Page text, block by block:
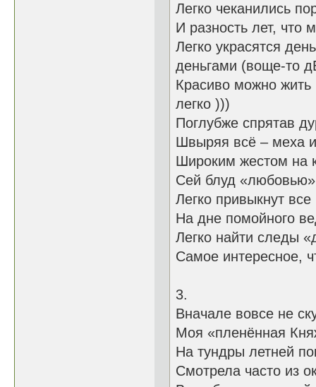
Легко чеканились
И разность лет,
Легко
деньгами (воще-то
Красиво можно
легко )))
Поглубже спрятав
Швыряя всё – меха
Широким жестом на
Сей блуд
Легко привыкнут все
На дне помойного
Легко найти
Самое интересное,
3.
Вначале вовсе не
Моя «пленённая
На тундры летней
Смотрела часто из